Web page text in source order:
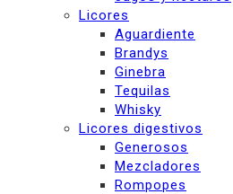
Licores
Aguardiente
Brandys
Ginebra
Tequilas
Whisky
Licores digestivos
Generosos
Mezcladores
Rompopes